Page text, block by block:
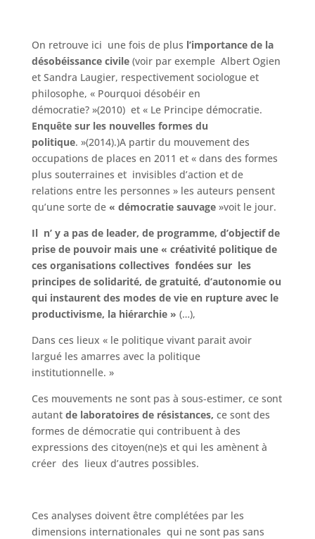
On retrouve ici une fois de plus l’importance de la
désobéissance civile (voir par exemple Albert Ogien
et Sandra Laugier, respectivement sociologue et
philosophe, « Pourquoi désobéir en
démocratie? »(2010) et « Le Principe démocratie.
Enquête sur les nouvelles formes du
politique. »(2014).)A partir du mouvement des
occupations de places en 2011 et « dans des formes
plus souterraines et invisibles d’action et de
relations entre les personnes » les auteurs pensent
qu’une sorte de « démocratie sauvage »voit le jour.
Il n’ y a pas de leader, de programme, d’objectif de
prise de pouvoir mais une « créativité politique de
ces organisations collectives fondées sur les
principes de solidarité, de gratuité, d’autonomie ou
qui instaurent des modes de vie en rupture avec le
productivisme, la hiérarchie » (…),
Dans ces lieux « le politique vivant parait avoir
largué les amarres avec la politique
institutionnelle. »
Ces mouvements ne sont pas à sous-estimer, ce sont
autant de laboratoires de résistances, ce sont des
formes de démocratie qui contribuent à des
expressions des citoyen(ne)s et qui les amènent à
créer des lieux d’autres possibles.
Ces analyses doivent être complétées par les
dimensions internationales qui ne sont pas sans